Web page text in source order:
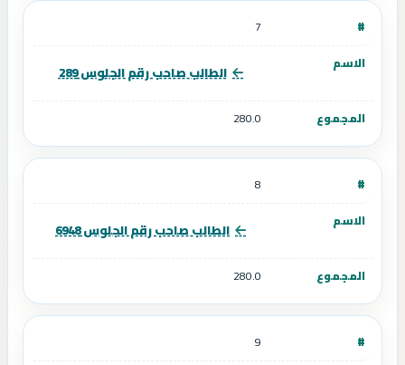
7
الطالب صاحب رقم الجلوس 289
280.0
8
الطالب صاحب رقم الجلوس 6948
280.0
9